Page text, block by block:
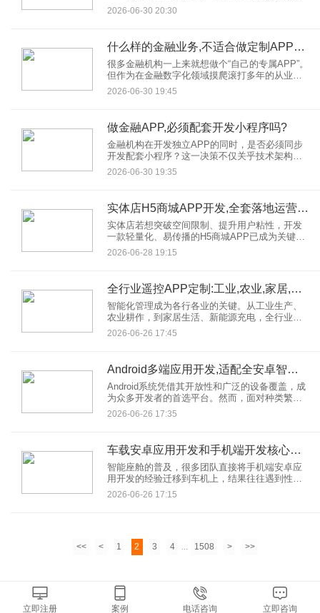
扩展性、合规模块动态更新，结合真实案例解析
2026-06-30 20:30
什么样的金融业务,不适合做定制APP开发?
很多金融机构一上来就想做个“自己的专属APP”。
但作为在金融数字化领域摸爬滚打多年的从业
者，我必须泼盆冷水：并不是所有金融业务，都
2026-06-30 19:45
做金融APP,必须配套开发小程序吗?
金融机构在开发独立APP的同时，是否必须同步
开发配套小程序？这一决策不仅关乎技术架构选
择，更直接影响用户触达效率、运营成本及市场
2026-06-30 19:35
实体店H5商城APP开发,全套落地运营方案
实体店若想突破空间限制、提升用户粘性，开发
一款轻量化、易传播的H5商城APP已成为关键举
措。本文将从技术架构、功能设计、开发成本到
2026-06-28 19:15
全行业遥控APP定制:工业,农业,家居,充电桩通用
智能化管理成为各行各业的关键。从工业生产、
农业耕作，到家居生活、新能源充电，全行业遥
控APP定制服务正凭借独特优势，引领智能化管
2026-06-26 17:45
Android多端应用开发,适配全安卓智能设备
Android系统凭借其开放性和广泛的设备覆盖，成
为众多开发者的首选平台。然而，面对种类繁
多、规格各异的安卓设备，如何实现Android多端
2026-06-26 17:35
车载安卓应用开发和手机端开发核心差异
智能座舱的普及，很多团队直接将手机端安卓应
用开发的经验迁移到车机上，结果往往遇到性能
卡顿、交互不适配、系统崩溃等问题。事实上，
2026-06-26 17:15
<< < 1 2 3 4 ... 1508 > >>
立即注册 案例 电话咨询 立即咨询